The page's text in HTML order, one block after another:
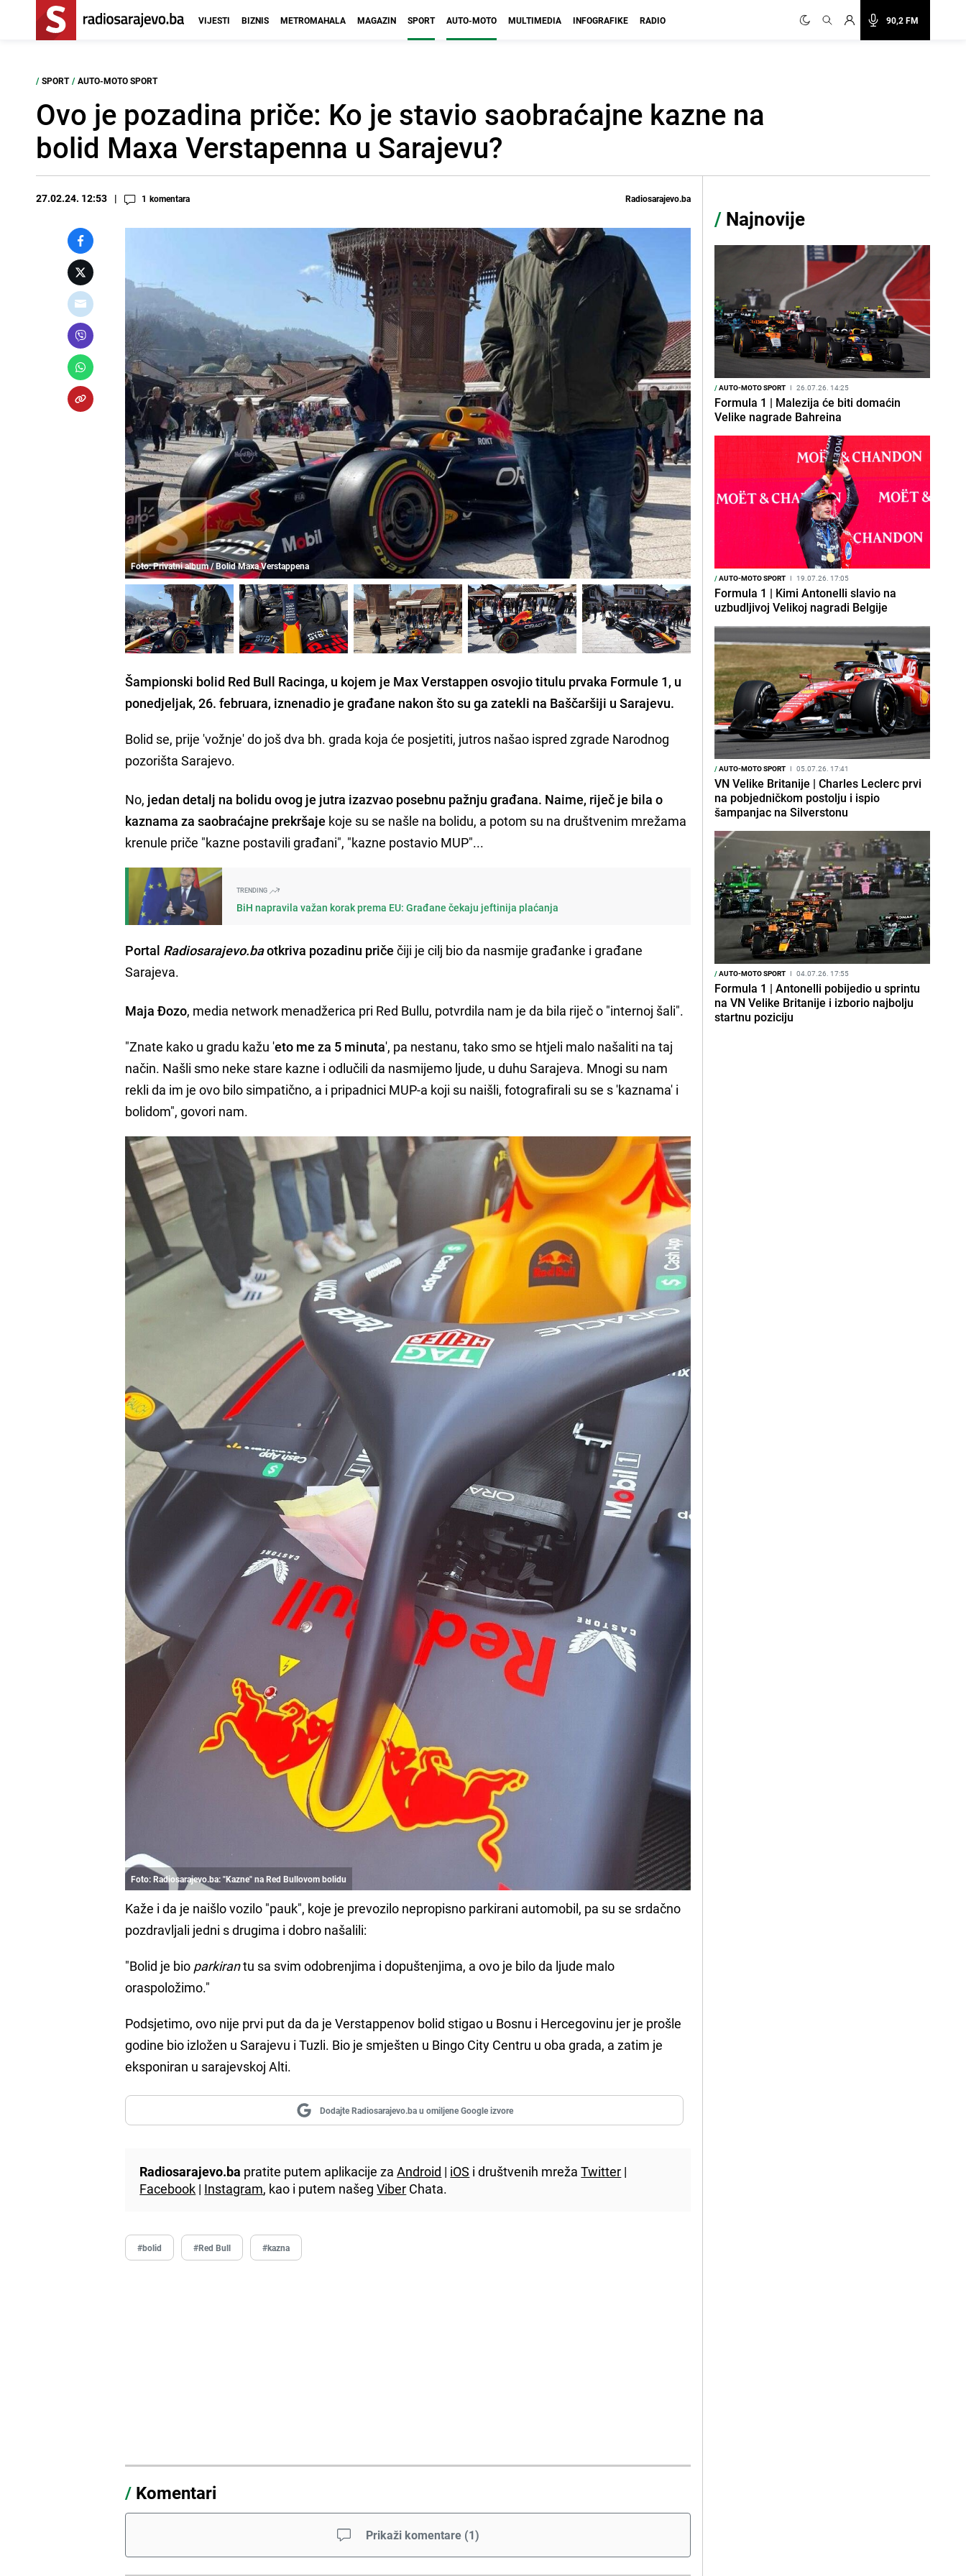
90,2 FM
VIJESTI BIZNIS METROMAHALA MAGAZIN SPORT AUTO-MOTO MULTIMEDIA INFOGRAFIKE RADIO
/ SPORT / AUTO-MOTO SPORT
Ovo je pozadina priče: Ko je stavio saobraćajne kazne na
bolid Maxa Verstapenna u Sarajevu?
27.02.24. 12:53 1 komentara Radiosarajevo.ba
Foto: Privatni album / Bolid Maxa Verstappena
Šampionski bolid Red Bull Racinga, u kojem je Max Verstappen osvojio titulu prvaka Formule 1, u
ponedjeljak, 26. februara, iznenadio je građane nakon što su ga zatekli na Baščaršiji u Sarajevu.
Bolid se, prije 'vožnje' do još dva bh. grada koja će posjetiti, jutros našao ispred zgrade Narodnog
pozorišta Sarajevo.
No, jedan detalj na bolidu ovog je jutra izazvao posebnu pažnju građana. Naime, riječ je bila o
kaznama za saobraćajne prekršaje koje su se našle na bolidu, a potom su na društvenim mrežama
krenule priče "kazne postavili građani", "kazne postavio MUP"...
TRENDING
BiH napravila važan korak prema EU: Građane čekaju jeftinija plaćanja
Portal Radiosarajevo.baotkriva pozadinu priče čiji je cilj bio da nasmije građanke i građane
Sarajeva.
Maja Đozo, media network menadžerica pri Red Bullu, potvrdila nam je da bila riječ o "internoj šali".
"Znate kako u gradu kažu 'eto me za 5 minuta', pa nestanu, tako smo se htjeli malo našaliti na taj
način. Našli smo neke stare kazne i odlučili da nasmijemo ljude, u duhu Sarajeva. Mnogi su nam
rekli da im je ovo bilo simpatično, a i pripadnici MUP-a koji su naišli, fotografirali su se s 'kaznama' i
bolidom", govori nam.
Foto: Radiosarajevo.ba: "Kazne" na Red Bullovom bolidu
Kaže i da je naišlo vozilo "pauk", koje je prevozilo nepropisno parkirani automobil, pa su se srdačno
pozdravljali jedni s drugima i dobro našalili:
"Bolid je bio parkirantu sa svim odobrenjima i dopuštenjima, a ovo je bilo da ljude malo
oraspoložimo."
Podsjetimo, ovo nije prvi put da da je Verstappenov bolid stigao u Bosnu i Hercegovinu jer je prošle
godine bio izložen u Sarajevu i Tuzli. Bio je smješten u Bingo City Centru u oba grada, a zatim je
eksponiran u sarajevskoj Alti.
Dodajte Radiosarajevo.ba u omiljene Google izvore
Radiosarajevo.ba pratite putem aplikacije zaAndroid | iOS i društvenih mrežaTwitter |
Facebook | Instagram, kao i putem našegViber Chata.
#bolid #Red Bull #kazna
/ Komentari
Prikaži komentare (1)
/ Najnovije
/AUTO-MOTO SPORT I 26.07.26. 14:25
Formula 1 | Malezija će biti domaćin
Velike nagrade Bahreina
/AUTO-MOTO SPORT I 19.07.26. 17:05
Formula 1 | Kimi Antonelli slavio na
uzbudljivoj Velikoj nagradi Belgije
/AUTO-MOTO SPORT I 05.07.26. 17:41
VN Velike Britanije | Charles Leclerc prvi
na pobjedničkom postolju i ispio
šampanjac na Silverstonu
/AUTO-MOTO SPORT I 04.07.26. 17:55
Formula 1 | Antonelli pobijedio u sprintu
na VN Velike Britanije i izborio najbolju
startnu poziciju